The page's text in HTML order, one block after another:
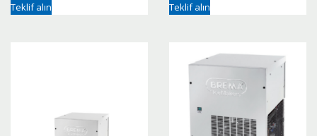
Teklif alın Teklif alın